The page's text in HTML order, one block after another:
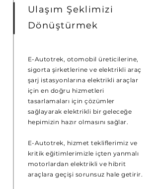
Ulaşım Şeklimizi
Dönüştürmek
E-Autotrek, otomobil üreticilerine,
sigorta şirketlerine ve elektrikli araç
şarj istasyonlarına elektrikli araçlar
için en doğru hizmetleri
tasarlamaları için çözümler
sağlayarak elektrikli bir geleceğe
hepimizin hazır olmasını sağlar.
E-Autotrek, hizmet tekliflerimiz ve
kritik eğitimlerimizle içten yanmalı
motorlardan elektrikli ve hibrit
araçlara geçişi sorunsuz hale getirir.